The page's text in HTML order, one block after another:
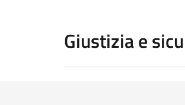
Giustizia e